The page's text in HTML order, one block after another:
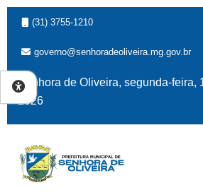
(31) 3755-1210
governo@senhoradeoliveira.mg.gov.br
Senhora de Oliveira, segunda-feira,
2026